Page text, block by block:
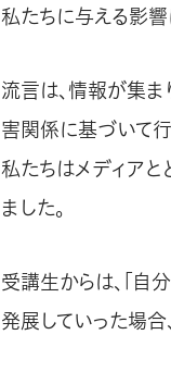
私たちに与える影響
流言は、情報が集
害関係に基づいて
私たちはメディア
ました。
受講生からは、「自
発展していった場合